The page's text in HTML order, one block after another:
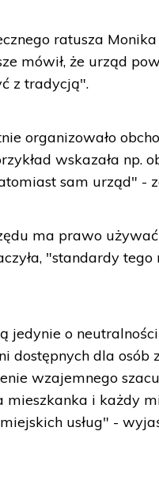
ratusza
mówił, że urząd
z tradycją".
organizowało
wskazała np.
sam urząd" -
ma prawo
"standardy
jedynie o
dostępnych dla
wzajemnego
i każdy
usług" -